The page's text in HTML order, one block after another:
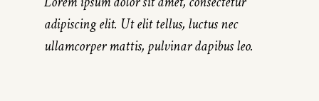
adipiscing elit. Ut elit tellus, luctus nec
ullamcorper mattis, pulvinar dapibus leo.